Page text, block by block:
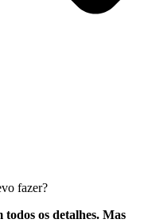
fazer?
todos os detalhes. Mas